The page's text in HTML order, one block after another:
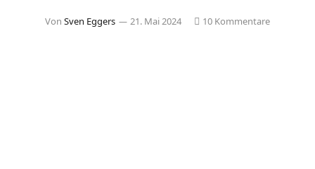
Von Sven Eggers 21. Mai 2024 10 Kommentare